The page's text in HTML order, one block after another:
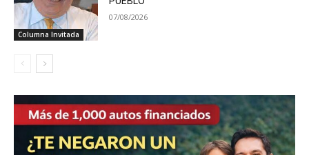
Columna Invitada
07/08/2026